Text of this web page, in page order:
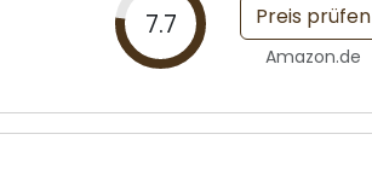
7.7 Preis prüfen
Amazon.de